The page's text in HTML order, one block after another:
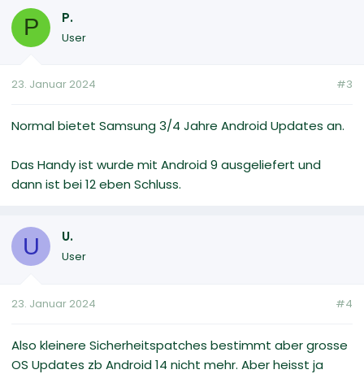
P P.
User
23. Januar 2024 #3
Normal bietet Samsung 3/4 Jahre Android Updates an.
Das Handy ist wurde mit Android 9 ausgeliefert und
dann ist bei 12 eben Schluss.
U U.
User
23. Januar 2024 #4
Also kleinere Sicherheitspatches bestimmt aber grosse
OS Updates zb Android 14 nicht mehr. Aber heisst ja